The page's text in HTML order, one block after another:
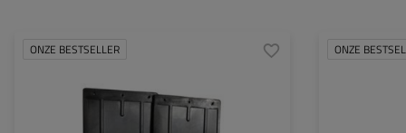
ONZE BESTSELLER
220 mm
ONZE